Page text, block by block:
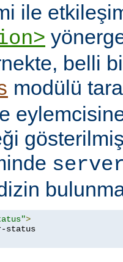
ile
belli
modülü
>